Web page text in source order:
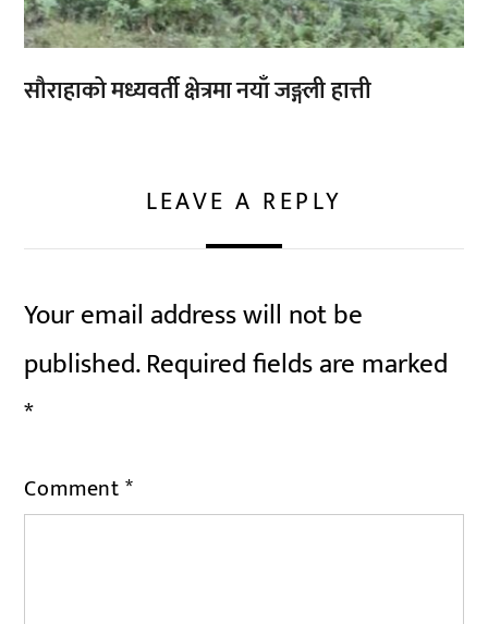
सौराहाको मध्यवर्ती क्षेत्रमा नयाँ जङ्गली हात्ती
LEAVE A REPLY
Your email address will not be
published.Required fields are marked
*
Comment*